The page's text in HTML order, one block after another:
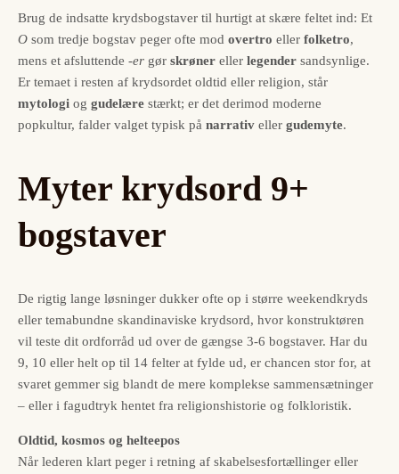
Brug de indsatte krydsbogstaver til hurtigt at skære feltet ind: Et
O som tredje bogstav peger ofte mod overtro eller folketro,
mens et afsluttende -er gør skrøner eller legender sandsynlige.
Er temaet i resten af krydsordet oldtid eller religion, står
mytologi og gudelære stærkt; er det derimod moderne
popkultur, falder valget typisk på narrativ eller gudemyte.
Myter krydsord 9+
bogstaver
De rigtig lange løsninger dukker ofte op i større weekendkryds
eller temabundne skandinaviske krydsord, hvor konstruktøren
vil teste dit ordforråd ud over de gængse 3-6 bogstaver. Har du
9, 10 eller helt op til 14 felter at fylde ud, er chancen stor for, at
svaret gemmer sig blandt de mere komplekse sammensætninger
– eller i fagudtryk hentet fra religionshistorie og folkloristik.
Oldtid, kosmos og helteepos
Når lederen klart peger i retning af skabelsesfortællinger eller